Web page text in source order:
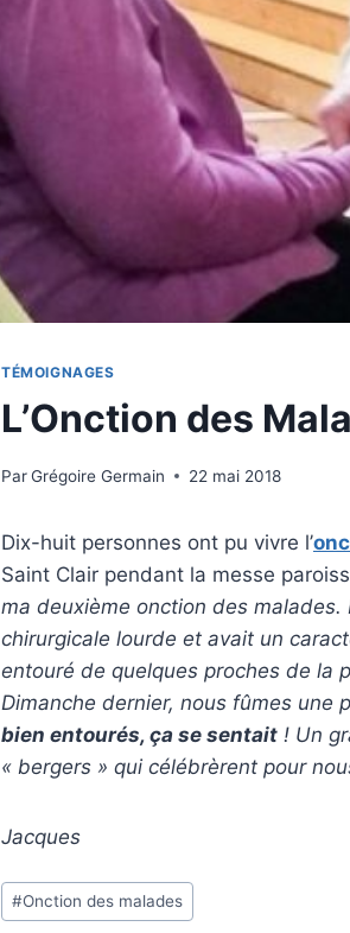
TÉMOIGNAGES
L’Onction des
ParGrégoire Germain 22 mai 2018
Dix-huit personnes ont pu vivre l’
Saint Clair pendant la messe
ma deuxième onction des
chirurgicale lourde et avait un
entouré de quelques proches de la
Dimanche dernier, nous fûmes une
bien entourés, ça se sentait ! Un
« bergers » qui célébrèrent pour
Jacques
Étiquettes
de
#Onction des malades